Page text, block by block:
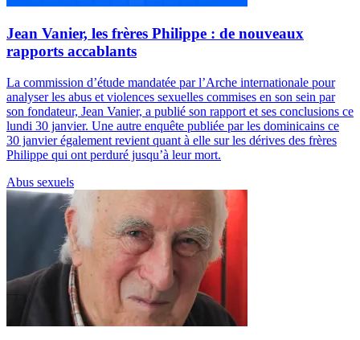
Jean Vanier, les frères Philippe : de nouveaux
rapports accablants
La commission d’étude mandatée par l’Arche internationale pour
analyser les abus et violences sexuelles commises en son sein par
son fondateur, Jean Vanier, a publié son rapport et ses conclusions ce
lundi 30 janvier. Une autre enquête publiée par les dominicains ce
30 janvier également revient quant à elle sur les dérives des frères
Philippe qui ont perduré jusqu’à leur mort.
Abus sexuels